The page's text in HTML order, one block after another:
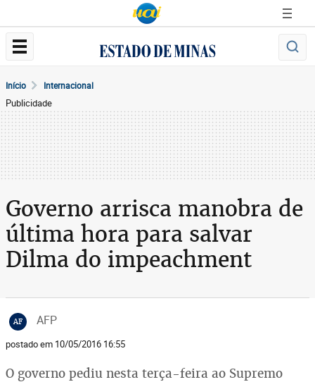
Início Internacional
Publicidade
Governo arrisca manobra de
última hora para salvar
Dilma do impeachment
AF AFP
postado em 10/05/2016 16:55
O governo pediu nesta terça-feira ao Supremo